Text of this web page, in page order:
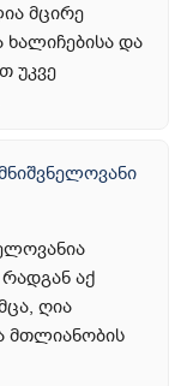
მცირე
ხალიჩებისა და
უკვე
აქ
ღია
მთლიანობის